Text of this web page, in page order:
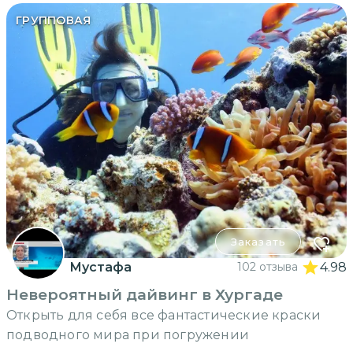
ГРУППОВАЯ
Заказать
Мустафа 102 отзыва 4.98
Невероятный дайвинг в Хургаде
Открыть для себя все фантастические краски
подводного мира при погружении